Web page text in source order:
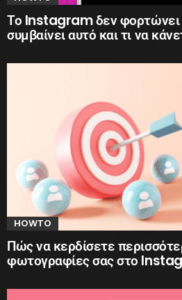
Το Instagram δεν φορτώνει
συμβαίνει αυτό και τι να
HOWTO
Πώς να κερδίσετε
φωτογραφίες σας στο